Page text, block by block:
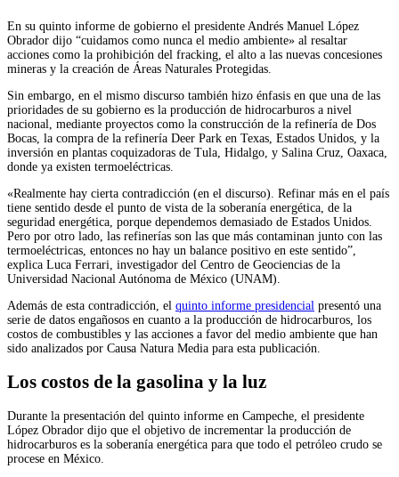
En su quinto informe de gobierno el presidente Andrés Manuel López
Obrador dijo “cuidamos como nunca el medio ambiente» al resaltar
acciones como la prohibición del fracking, el alto a las nuevas concesiones
mineras y la creación de Áreas Naturales Protegidas.
Sin embargo, en el mismo discurso también hizo énfasis en que una de las
prioridades de su gobierno es la producción de hidrocarburos a nivel
nacional, mediante proyectos como la construcción de la refinería de Dos
Bocas, la compra de la refinería Deer Park en Texas, Estados Unidos, y la
inversión en plantas coquizadoras de Tula, Hidalgo, y Salina Cruz, Oaxaca,
donde ya existen termoeléctricas.
«Realmente hay cierta contradicción (en el discurso). Refinar más en el país
tiene sentido desde el punto de vista de la soberanía energética, de la
seguridad energética, porque dependemos demasiado de Estados Unidos.
Pero por otro lado, las refinerías son las que más contaminan junto con las
termoeléctricas, entonces no hay un balance positivo en este sentido”,
explica Luca Ferrari, investigador del Centro de Geociencias de la
Universidad Nacional Autónoma de México (UNAM).
Además de esta contradicción, el quinto informe presidencial presentó una
serie de datos engañosos en cuanto a la producción de hidrocarburos, los
costos de combustibles y las acciones a favor del medio ambiente que han
sido analizados por Causa Natura Media para esta publicación.
Los costos de la gasolina y la luz
Durante la presentación del quinto informe en Campeche, el presidente
López Obrador dijo que el objetivo de incrementar la producción de
hidrocarburos es la soberanía energética para que todo el petróleo crudo se
procese en México.